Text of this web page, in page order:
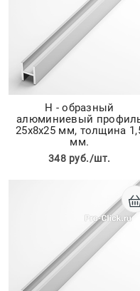
Н - образный
алюминиевый
25х8х25 мм, толщина
мм.
348 руб./шт.